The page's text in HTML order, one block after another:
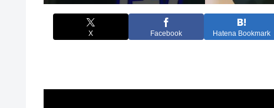
X Facebook Hatena Bookmark